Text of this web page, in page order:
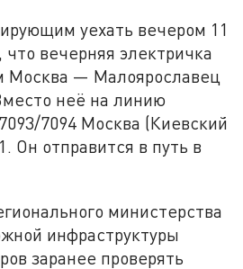
уехать вечером 11
вечерняя электричка
Москва — Малоярославец
неё на линию
7094 Москва (Киевский
Он отправится в путь в
министерства
инфраструктуры
заранее проверять